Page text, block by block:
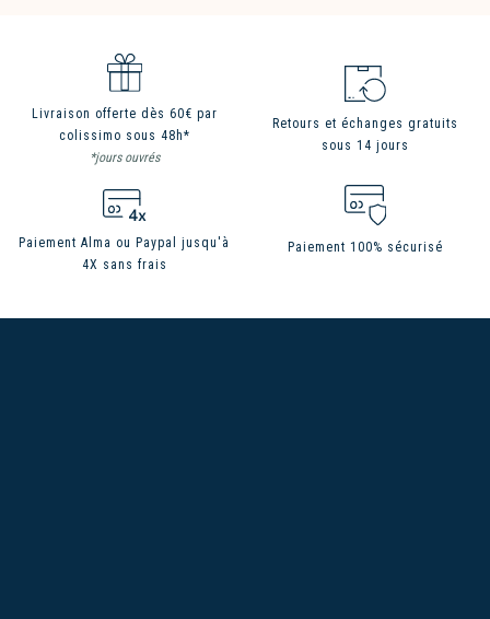
Livraison offerte dès 60€ par
colissimo sous 48h*
*jours ouvrés
Retours et échanges gratuits
sous 14 jours
Paiement Alma ou Paypal jusqu'à
4X sans frais
Paiement 100% sécurisé